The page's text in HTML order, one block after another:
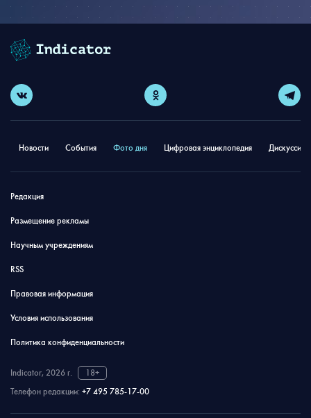
Новости События Фото дня Цифровая энциклопедия
Редакция
Размещение рекламы
Научным учреждениям
RSS
Правовая информация
Условия использования
Политика конфиденциальности
Indicator, 2026 г.
18+
Телефон редакции: +7 495 785-17-00